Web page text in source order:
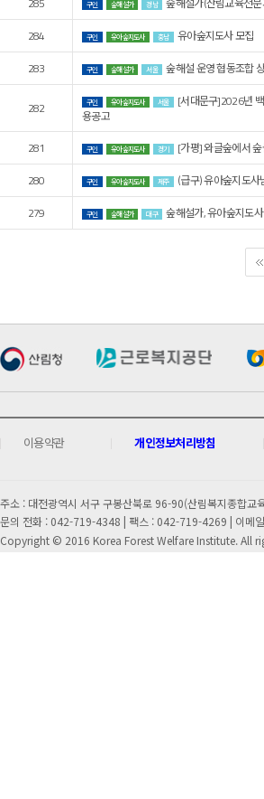
구인 숲해설가 경남
284
구인 유아숲지도사 충남
유아숲지도사 모집
283
구인 숲해설가 서울 숲해설 운영 협동조합
282 구인 유아숲지도사 서울
[서대문구]2026년
용공고
281
구인 유아숲지도사 경기
[가평] 와글숲에서
280
구인 유아숲지도사 제주
(급구) 유아숲지도사
279
구인 숲해설가 대구 숲해설가, 유아숲지도
이용약관 개인정보처리방침
주소 : 대전광역시 서구 구봉산북로 96-90(산림복지종합교
문의 전화 : 042-719-4348 | 팩스 : 042-719-4269 | 이메
Copyright © 2016 Korea Forest Welfare Institute. All